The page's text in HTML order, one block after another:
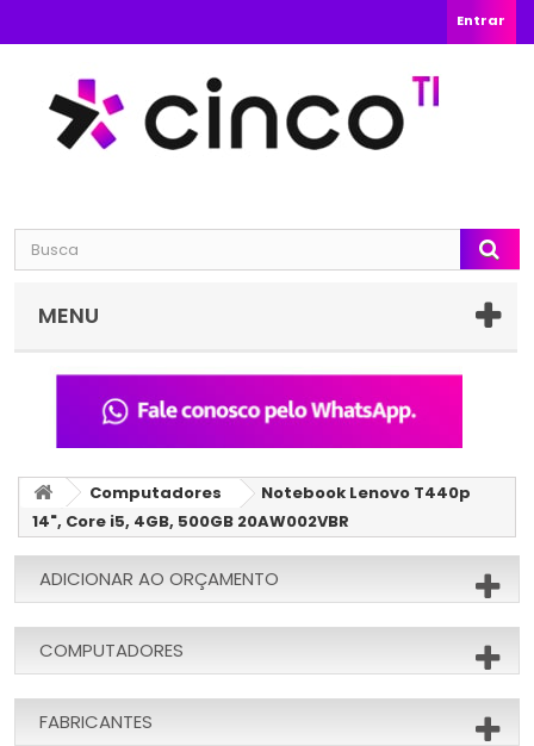
Entrar
MENU
Computadores
Notebook Lenovo T440p
14", Core i5, 4GB, 500GB 20AW002VBR
ADICIONAR AO ORÇAMENTO
COMPUTADORES
FABRICANTES